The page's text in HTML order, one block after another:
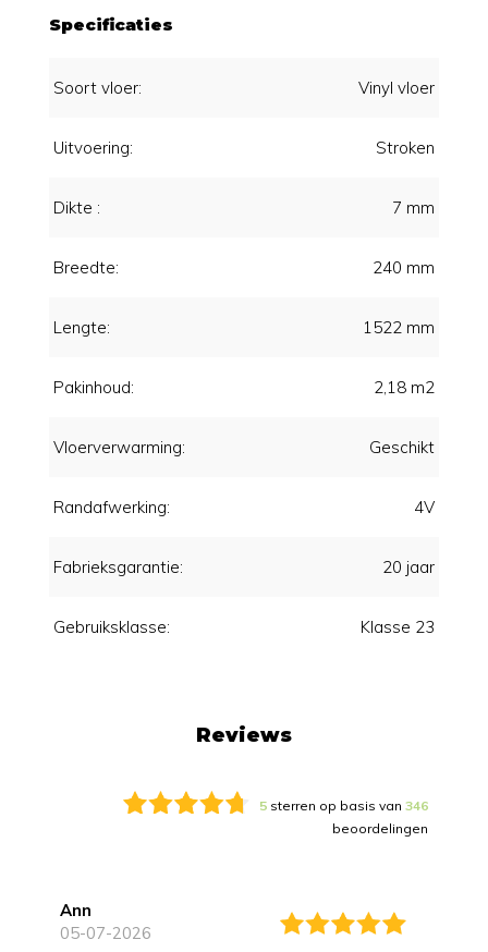
Specificaties
Soort vloer: Vinyl vloer
Uitvoering: Stroken
Dikte : 7 mm
Breedte: 240 mm
Lengte: 1522 mm
Pakinhoud: 2,18 m2
Vloerverwarming: Geschikt
Randafwerking: 4V
Fabrieksgarantie: 20 jaar
Gebruiksklasse: Klasse 23
Reviews
5 sterren op basis van 346
beoordelingen
Ann
05-07-2026